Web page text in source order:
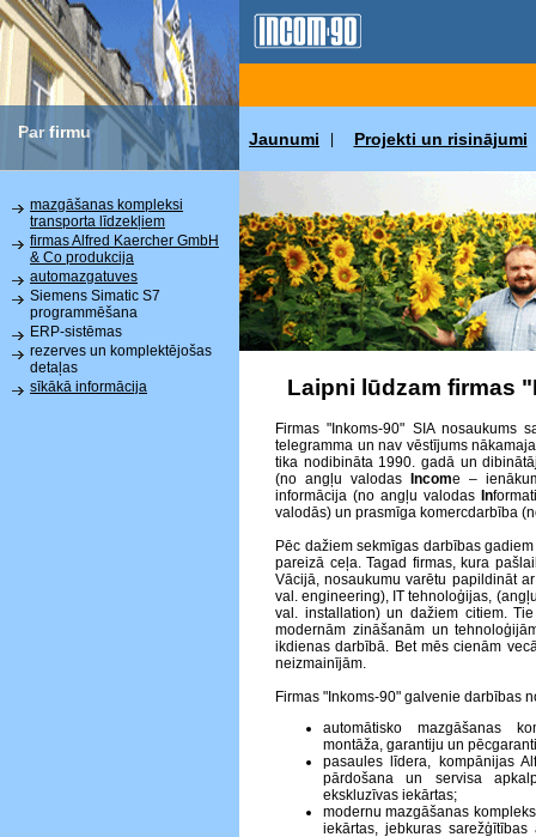
Par firmu Jaunumi Projekti un risinājumi
mazgāšanas kompleksi
transporta līdzekļiem
firmas Alfred Kaercher GmbH
& Co produkcija
automazgatuves
Siemens Simatic S7
programmēšana
ERP-sistēmas
rezerves un komplektējošas
detaļas
sīkākā informācija
Laipni lūdzam firmas
Firmas "Inkoms-90" SIA nosaukums
telegramma un nav vēstījums
tika nodibināta 1990. gadā un
(no angļu valodas Income –
informācija (no angļu valodas In
valodās) un prasmīga komercdarbība
Pēc dažiem sekmīgas darbības
pareizā ceļa. Tagad firmas, kura
Vācijā, nosaukumu varētu papildināt
val. engineering), IT tehnoloģijas,
val. installation) un dažiem citiem.
modernām zināšanām un
ikdienas darbībā. Bet mēs cienām
neizmainījām.
Firmas "Inkoms-90" galvenie darbības
automātisko mazgāšanas
montāža, garantiju un
pasaules līdera, kompānijas
pārdošana un servisa
ekskluzīvas iekārtas;
modernu mazgāšanas
iekārtas, jebkuras sarežģītības